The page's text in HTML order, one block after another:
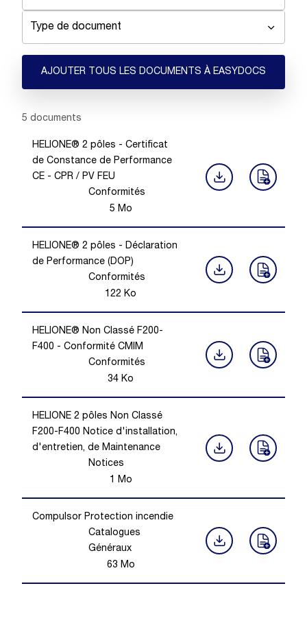
Type de document
AJOUTER TOUS LES DOCUMENTS À EASYDOCS
Showing 1 -5
5 documents
HELIONE® 2 pôles - Certificat
de Constance de Performance
CE - CPR / PV FEU
Conformités
5 Mo
HELIONE® 2 pôles - Déclaration
de Performance (DOP)
Conformités
122 Ko
HELIONE® Non Classé F200-
F400 - Conformité CMIM
Conformités
34 Ko
HELIONE 2 pôles Non Classé
F200-F400 Notice d'installation,
d'entretien, de Maintenance
Notices
1 Mo
Compulsor Protection incendie
Catalogues
Généraux
63 Mo